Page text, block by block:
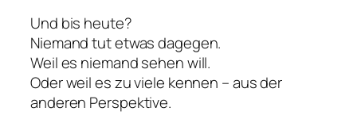
Und bis heute?
Niemand tut etwas dagegen.
Weil es niemand sehen will.
Oder weil es zu viele kennen – aus der
anderen Perspektive.